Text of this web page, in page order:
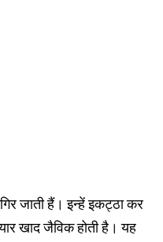
जाती हैं। इन्हें इकट्ठा कर
खाद जैविक होती है। यह